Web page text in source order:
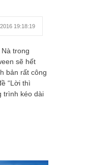
19:18:19
trong
sẽ hết
bản rất công
“Lời thì
trình kéo dài